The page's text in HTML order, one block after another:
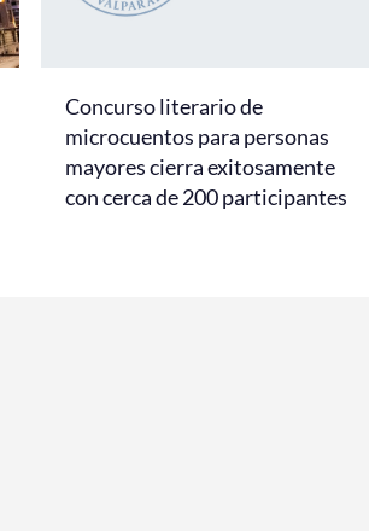
Concurso literario de
microcuentos para personas
mayores cierra exitosamente
con cerca de 200 participantes